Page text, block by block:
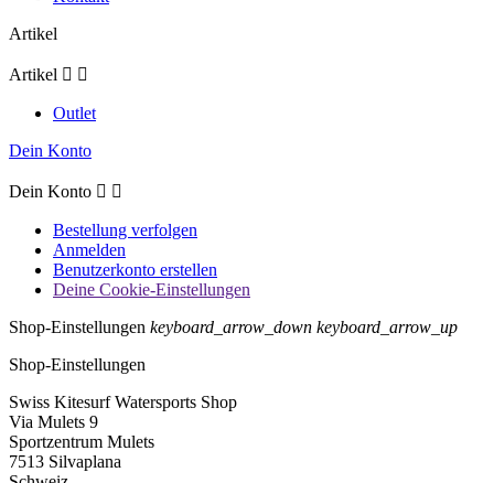
Artikel
Artikel  
Outlet
Dein Konto
Dein Konto  
Bestellung verfolgen
Anmelden
Benutzerkonto erstellen
Deine Cookie-Einstellungen
Shop-Einstellungen keyboard_arrow_down keyboard_arrow_up
Shop-Einstellungen
Swiss Kitesurf Watersports Shop
Via Mulets 9
Sportzentrum Mulets
7513 Silvaplana